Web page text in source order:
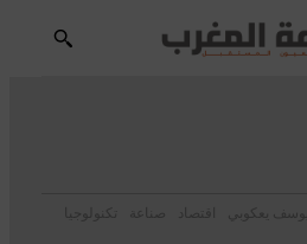
يوسف يعكوبي اقتصاد صناعة
تكنولوجيا